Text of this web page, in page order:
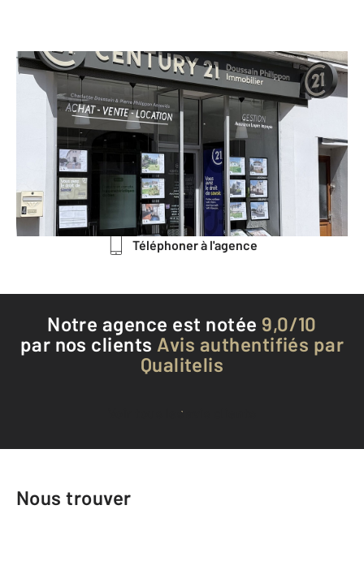
CENTURY 21 Doussain Philippon
Immobilier
4 rue Jean Moulin
CHATEAUDUN - 28200
Envoyer un message
Téléphoner à l'agence
Notre agence est notée 9,0/10
par nos clients Avis authentifiés par
Qualitelis
Voir tous les avis clients
Nous trouver